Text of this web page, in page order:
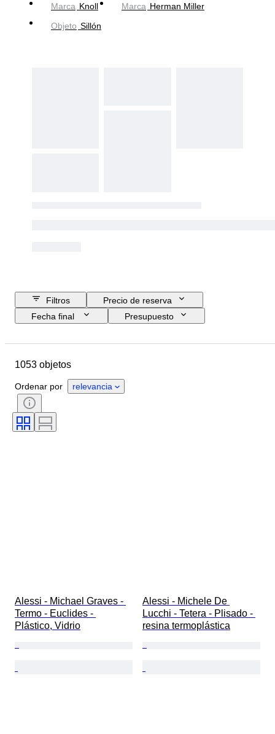
Marca Knoll Marca Herman Miller
Objeto Sillón
Filtros
Precio de reserva
Fecha final
Presupuesto
País de origen
Accesorios
Tema
Estilo
Firma
Movimiento del reloj
1053 objetos
Ordenar por relevancia
Alessi - Michael Graves -
Termo - Euclides -
Plástico, Vidrio
Alessi - Michele De
Lucchi - Tetera - Plisado -
resina termoplástica